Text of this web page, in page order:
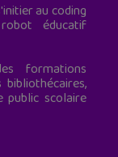
au coding
éducatif
formations
public scolaire